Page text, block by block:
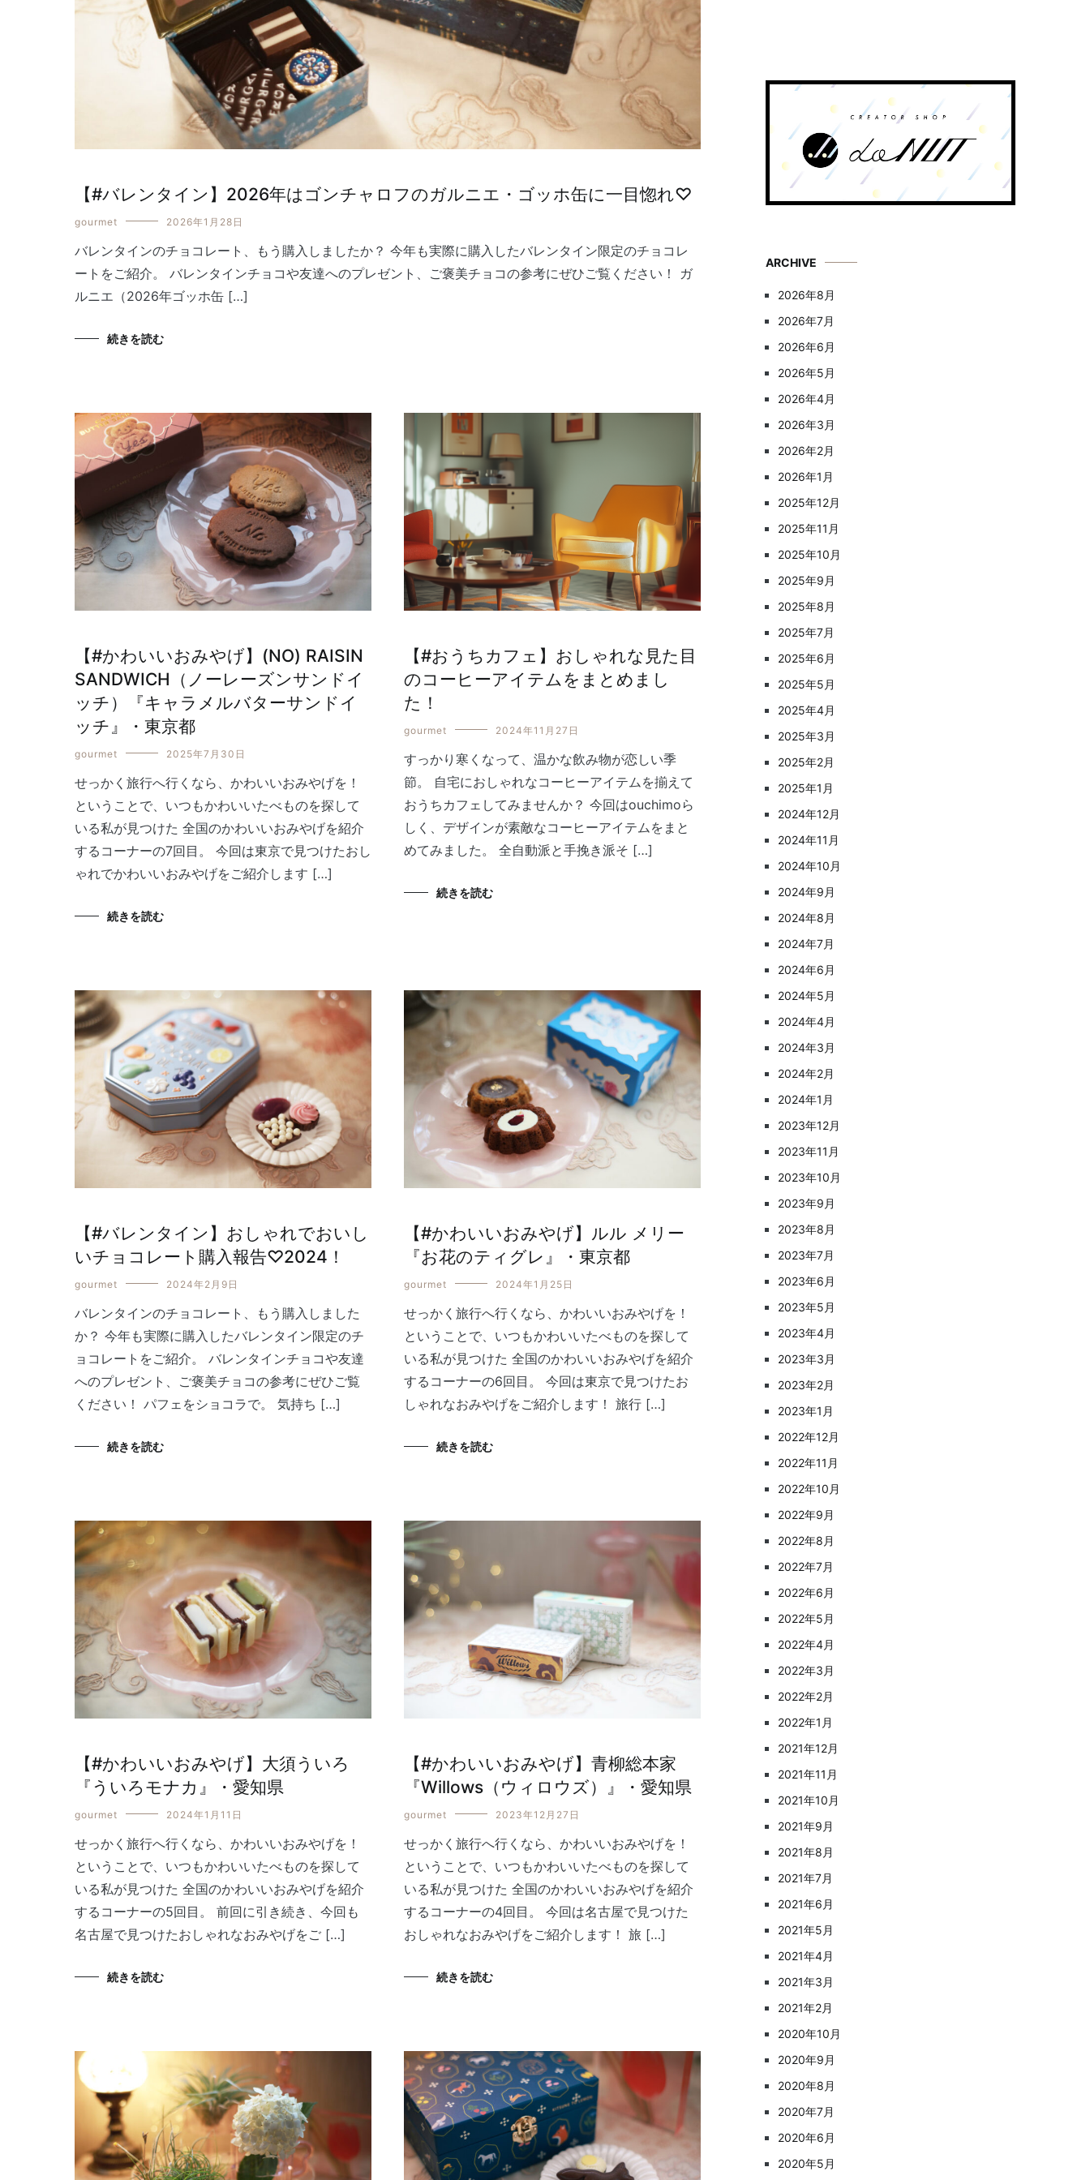
【#バレンタイン】2026年はゴンチャロフのガルニエ・ゴッホ缶に一目惚れ♡
gourmet 2026年1月28日
バレンタインのチョコレート、もう購入しましたか？ 今年も実際に購入したバレンタイン限定のチョコレ
ートをご紹介。 バレンタインチョコや友達へのプレゼント、ご褒美チョコの参考にぜひご覧ください！ ガ
ルニエ（2026年ゴッホ缶 […]
続きを読む
【#かわいいおみやげ】(NO) RAISIN
SANDWICH（ノーレーズンサンドイ
ッチ）『キャラメルバターサンドイ
ッチ』・東京都
gourmet 2025年7月30日
せっかく旅行へ行くなら、かわいいおみやげを！
ということで、いつもかわいいたべものを探して
いる私が見つけた 全国のかわいいおみやげを紹介
するコーナーの7回目。 今回は東京で見つけたおし
ゃれでかわいいおみやげをご紹介します […]
続きを読む
【#おうちカフェ】おしゃれな見た目
のコーヒーアイテムをまとめまし
た！
gourmet 2024年11月27日
すっかり寒くなって、温かな飲み物が恋しい季
節。 自宅におしゃれなコーヒーアイテムを揃えて
おうちカフェしてみませんか？ 今回はouchimoら
しく、デザインが素敵なコーヒーアイテムをまと
めてみました。 全自動派と手挽き派そ […]
続きを読む
【#バレンタイン】おしゃれでおいし
いチョコレート購入報告♡2024！
gourmet 2024年2月9日
バレンタインのチョコレート、もう購入しました
か？ 今年も実際に購入したバレンタイン限定のチ
ョコレートをご紹介。 バレンタインチョコや友達
へのプレゼント、ご褒美チョコの参考にぜひご覧
ください！ パフェをショコラで。 気持ち […]
続きを読む
【#かわいいおみやげ】ルル メリー
『お花のティグレ』・東京都
gourmet 2024年1月25日
せっかく旅行へ行くなら、かわいいおみやげを！
ということで、いつもかわいいたべものを探して
いる私が見つけた 全国のかわいいおみやげを紹介
するコーナーの6回目。 今回は東京で見つけたお
しゃれなおみやげをご紹介します！ 旅行 […]
続きを読む
【#かわいいおみやげ】大須ういろ
『ういろモナカ』・愛知県
gourmet 2024年1月11日
せっかく旅行へ行くなら、かわいいおみやげを！
ということで、いつもかわいいたべものを探して
いる私が見つけた 全国のかわいいおみやげを紹介
するコーナーの5回目。 前回に引き続き、今回も
名古屋で見つけたおしゃれなおみやげをご […]
続きを読む
【#かわいいおみやげ】青柳総本家
『Willows（ウィロウズ）』・愛知県
gourmet 2023年12月27日
せっかく旅行へ行くなら、かわいいおみやげを！
ということで、いつもかわいいたべものを探して
いる私が見つけた 全国のかわいいおみやげを紹介
するコーナーの4回目。 今回は名古屋で見つけた
おしゃれなおみやげをご紹介します！ 旅 […]
続きを読む
ARCHIVE
2026年8月
2026年7月
2026年6月
2026年5月
2026年4月
2026年3月
2026年2月
2026年1月
2025年12月
2025年11月
2025年10月
2025年9月
2025年8月
2025年7月
2025年6月
2025年5月
2025年4月
2025年3月
2025年2月
2025年1月
2024年12月
2024年11月
2024年10月
2024年9月
2024年8月
2024年7月
2024年6月
2024年5月
2024年4月
2024年3月
2024年2月
2024年1月
2023年12月
2023年11月
2023年10月
2023年9月
2023年8月
2023年7月
2023年6月
2023年5月
2023年4月
2023年3月
2023年2月
2023年1月
2022年12月
2022年11月
2022年10月
2022年9月
2022年8月
2022年7月
2022年6月
2022年5月
2022年4月
2022年3月
2022年2月
2022年1月
2021年12月
2021年11月
2021年10月
2021年9月
2021年8月
2021年7月
2021年6月
2021年5月
2021年4月
2021年3月
2021年2月
2020年10月
2020年9月
2020年8月
2020年7月
2020年6月
2020年5月